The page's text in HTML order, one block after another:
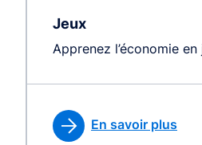
Jeux
Apprenez l’économie
En savoir plus